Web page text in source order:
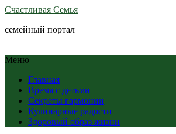
Счастливая Семья
семейный портал
Меню
Главная
Время с детьми
Секреты гармонии
Кулинарные радости
Здоровый образ жизни